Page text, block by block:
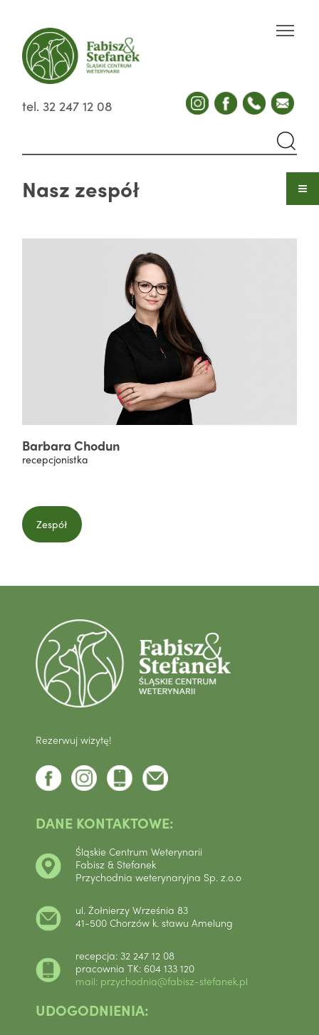
tel. 32 247 12 08
Nasz zespół
Barbara Chodun
recepcjonistka
Zespół
Rezerwuj wizytę!
DANE KONTAKTOWE:
Śląskie Centrum Weterynarii
Fabisz & Stefanek
Przychodnia weterynaryjna Sp. z.o.o
ul. Żołnierzy Września 83
41-500 Chorzów k. stawu Amelung
recepcja: 32 247 12 08
pracownia TK: 604 133 120
mail: przychodnia@fabisz-stefanek.pl
UDOGODNIENIA: